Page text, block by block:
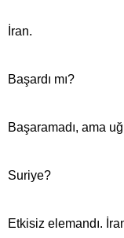
İran.
Başardı mı?
Başaramadı, ama
Suriye?
Etkisiz elemandı.